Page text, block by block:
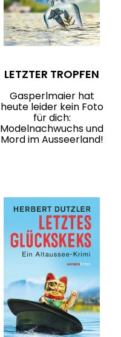
LETZTER TROPFEN
Gasperlmaier hat
heute leider kein Foto
für dich:
Modelnachwuchs und
Mord im Ausseerland!